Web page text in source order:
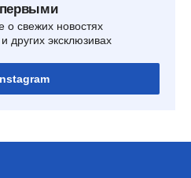
первыми
о свежих новостях
других эксклюзивах